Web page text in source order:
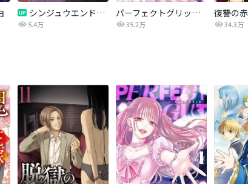
シンジュウエンド【タテヨミ】
5.4万
パーフェクトグリッター
35.2万 34.3万